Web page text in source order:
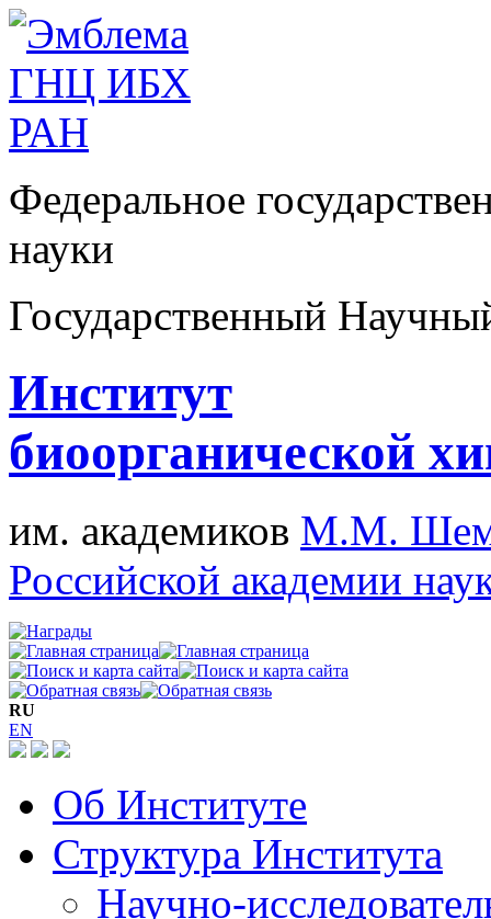
Федеральное
науки
Государственный
Институт
биоорганической
им. академиков М.М.
Российской академии
RU
EN
Об Институте
Структура Института
Научно-